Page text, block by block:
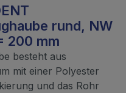
rund, NW
200 mm
besteht aus
mit einer Polyester
und das Rohr